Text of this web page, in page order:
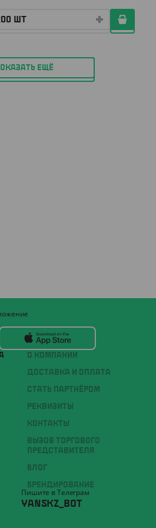
ЕЩЁ
О КОМПАНИИ
ДОСТАВКА И ОПЛАТА
СТАТЬ ПАРТНЁРОМ
РЕКВИЗИТЫ
КОНТАКТЫ
ВЫЗОВ ТОРГОВОГО
ПРЕДСТАВИТЕЛЯ
БЛОГ
БРЕНДИРОВАНИЕ
Пишите в Телеграм
YANSKZ_BOT